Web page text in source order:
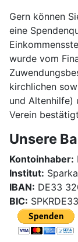
Gern können
eine
wurde vom
kirchlichen
und Altenhilfe)
Verein
Unsere
Kontoinhaber:
Institut:
IBAN: DE33
BIC: